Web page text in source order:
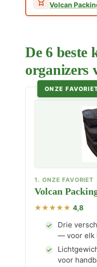
Volcan
De 6 beste
organizers
ONZE
1. ONZE FAVORIET
Volcan
4,8
Drie
— voor elk
voor